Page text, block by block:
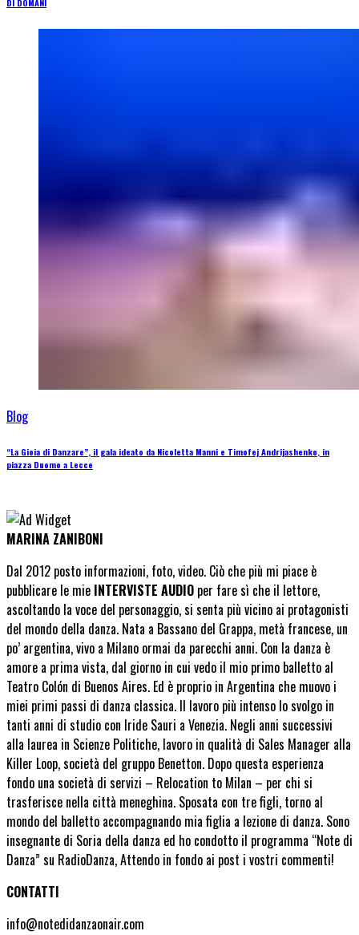
Blog
“La Gioia di Danzare”, il gala ideato da Nicoletta Manni e Timofej Andrijashenko, in
piazza Duomo a Lecce
MARINA ZANIBONI
Dal 2012 posto informazioni, foto, video. Ciò che più mi piace è
pubblicare le mie INTERVISTE AUDIO per fare sì che il lettore,
ascoltando la voce del personaggio, si senta più vicino ai protagonisti
del mondo della danza. Nata a Bassano del Grappa, metà francese, un
po’ argentina, vivo a Milano ormai da parecchi anni. Con la danza è
amore a prima vista, dal giorno in cui vedo il mio primo balletto al
Teatro Colón di Buenos Aires. Ed è proprio in Argentina che muovo i
miei primi passi di danza classica. Il lavoro più intenso lo svolgo in
tanti anni di studio con Iride Sauri a Venezia. Negli anni successivi
alla laurea in Scienze Politiche, lavoro in qualità di Sales Manager alla
Killer Loop, società del gruppo Benetton. Dopo questa esperienza
fondo una società di servizi – Relocation to Milan – per chi si
trasferisce nella città meneghina. Sposata con tre figli, torno al
mondo del balletto accompagnando mia figlia a lezione di danza. Sono
insegnante di Soria della danza ed ho condotto il programma “Note di
Danza” su RadioDanza, Attendo in fondo ai post i vostri commenti!
CONTATTI
info@notedidanzaonair.com